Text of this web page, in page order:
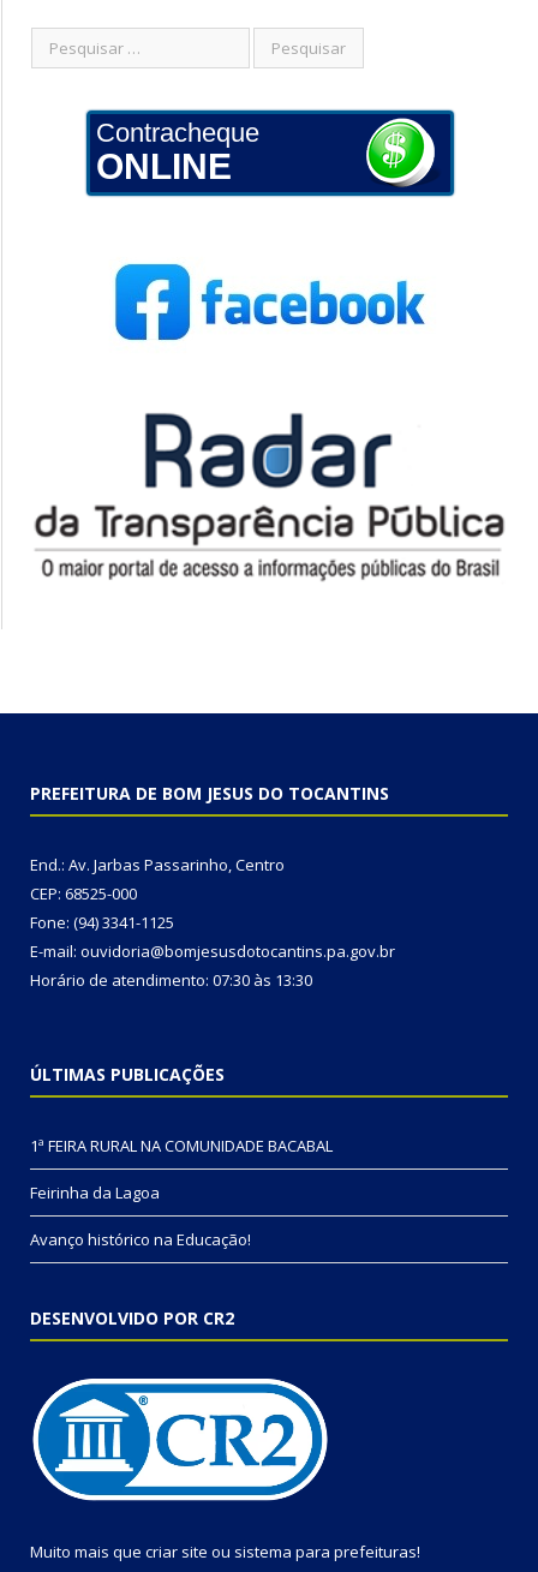
Contracheque
ONLINE
PREFEITURA DE BOM JESUS DO TOCANTINS
End.: Av. Jarbas Passarinho, Centro
CEP: 68525-000
Fone: (94) 3341-1125
E-mail: ouvidoria@bomjesusdotocantins.pa.gov.br
Horário de atendimento: 07:30 às 13:30
ÚLTIMAS PUBLICAÇÕES
1ª FEIRA RURAL NA COMUNIDADE BACABAL
Feirinha da Lagoa
Avanço histórico na Educação!
DESENVOLVIDO POR CR2
Muito mais que criar site ou sistema para prefeituras!